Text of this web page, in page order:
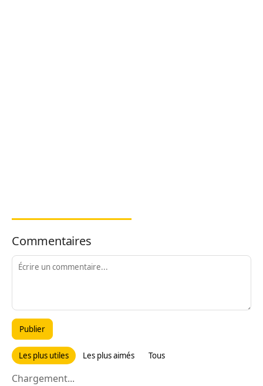
Commentaires
Publier
Les plus utiles Les plus aimés Tous
Chargement...